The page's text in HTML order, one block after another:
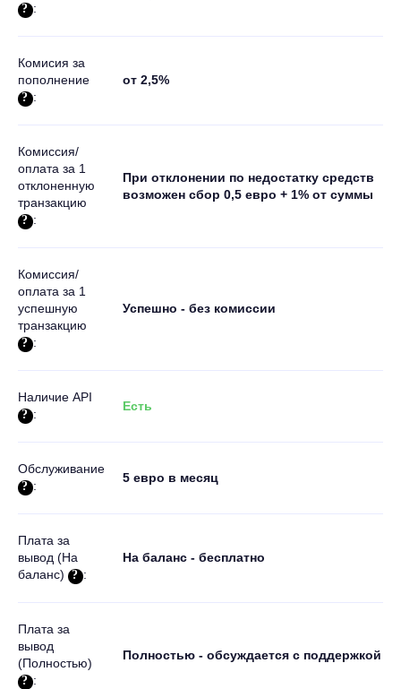
:
Комисия за
пополнение
:
от 2,5%
Комиссия/
оплата за 1
отклоненную
транзакцию
:
При отклонении по недостатку средств
возможен сбор 0,5 евро + 1% от суммы
Комиссия/
оплата за 1
успешную
транзакцию
:
Успешно - без комиссии
Наличие API
:
Есть
Обслуживание
:
5 евро в месяц
Плата за
вывод (На
баланс)
:
На баланс - бесплатно
Плата за
вывод
(Полностью)
:
Полностью - обсуждается с поддержкой